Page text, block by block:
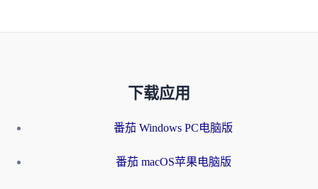
下载应用
番茄 Windows PC电脑版
番茄 macOS苹果电脑版